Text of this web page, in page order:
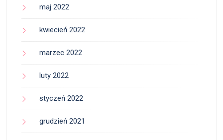
maj 2022
kwiecień 2022
marzec 2022
luty 2022
styczeń 2022
grudzień 2021